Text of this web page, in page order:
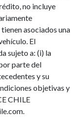
no incluye
asociados una
El
sujeto a: (i) la
parte del
y su
objetivas y
CHILE